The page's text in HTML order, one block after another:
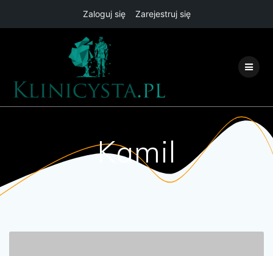
Zaloguj się Zarejestruj się
Kamil